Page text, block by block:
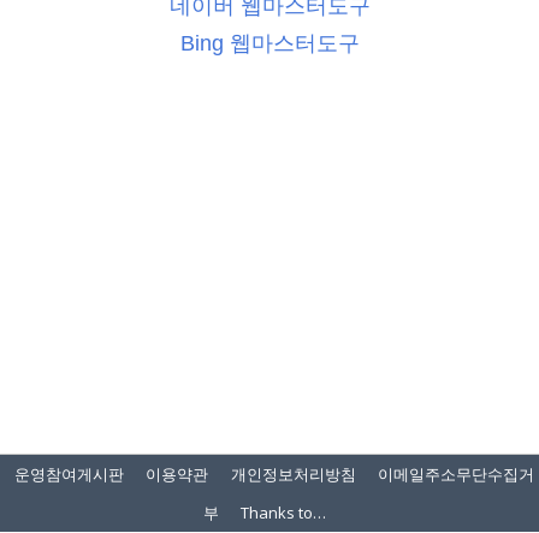
네이버 웹마스터도구
Bing 웹마스터도구
운영참여게시판 이용약관 개인정보처리방침
이메일주소무단수집거
부
Thanks to…